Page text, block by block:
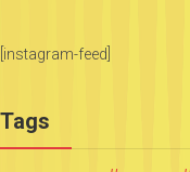
[instagram-feed]
Tags